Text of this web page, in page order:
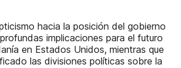
hacia la posición del gobierno
implicaciones para el futuro
en Estados Unidos, mientras que
las divisiones políticas sobre la